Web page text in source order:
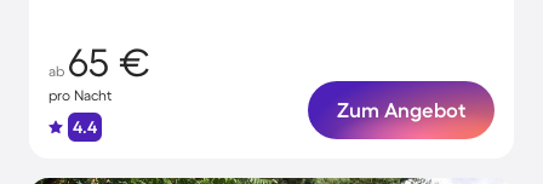
ab 65 €
pro Nacht
4.4
Zum Angebot